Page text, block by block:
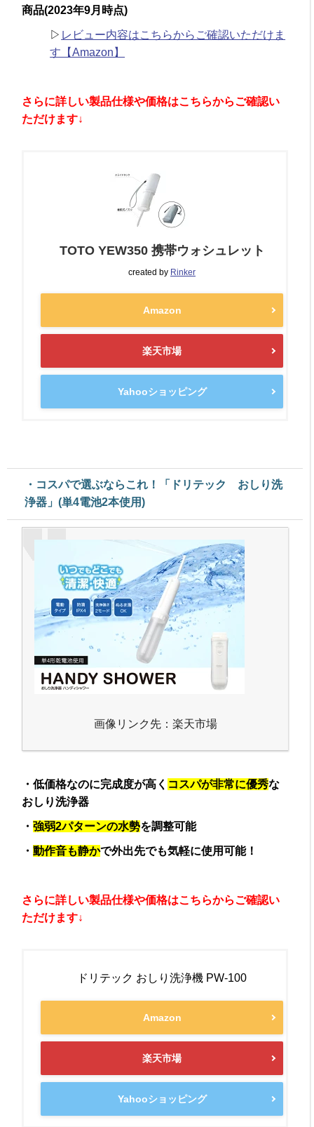
商品(2023年9月時点)
▷ レビュー内容はこちらからご確認いただけま
す【Amazon】
さらに詳しい製品仕様や価格はこちらからご確認い
ただけます↓
TOTO YEW350 携帯ウォシュレット
created by Rinker
Amazon
楽天市場
Yahooショッピング
・コスパで選ぶならこれ！「ドリテック おしり洗
浄器」(単4電池2本使用)
画像リンク先：楽天市場
・低価格なのに完成度が高く コスパが非常に優秀な
おしり洗浄器
・強弱2パターンの水勢を調整可能
・動作音も静かで外出先でも気軽に使用可能！
さらに詳しい製品仕様や価格はこちらからご確認い
ただけます↓
ドリテック おしり洗浄機 PW-100
Amazon
楽天市場
Yahooショッピング